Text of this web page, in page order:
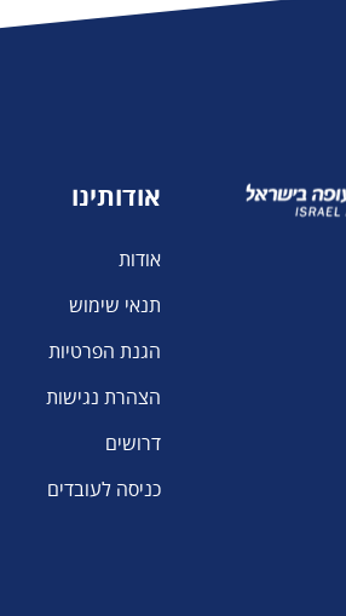
אודותינו
אודות
תנאי שימוש
הגנת הפרטיות
הצהרת נגישות
דרושים
כניסה לעובדים